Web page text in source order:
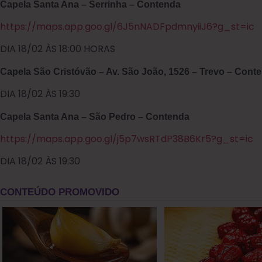
Capela Santa Ana – Serrinha – Contenda
https://maps.app.goo.gl/6J5nNADFpdmnyiiJ6?g_st=ic
DIA 18/02 ÀS 18:00 HORAS
Capela São Cristóvão – Av. São João, 1526 – Trevo –
DIA 18/02 ÀS 19:30
Capela Santa Ana – São Pedro – Contenda
https://maps.app.goo.gl/j5p7wsRTdP38B6Kr5?g_st=ic
DIA 18/02 ÀS 19:30